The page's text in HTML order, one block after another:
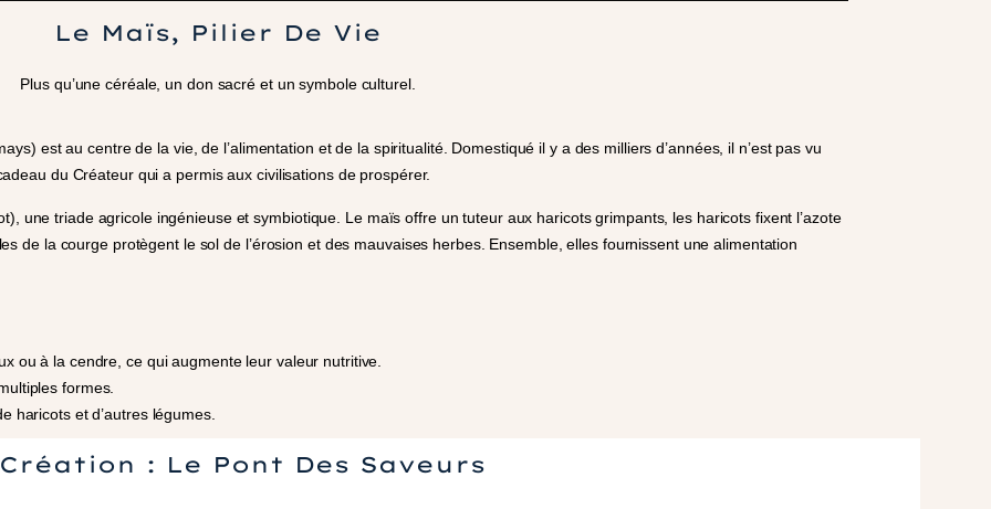
Le Maïs, Pilier De Vie
Plus qu’une céréale, un don sacré et un symbole culturel.
est au centre de la vie, de l’alimentation et de la spiritualité. Domestiqué il y a des milliers d’années, il n’est pas vu
du Créateur qui a permis aux civilisations de prospérer.
une triade agricole ingénieuse et symbiotique. Le maïs offre un tuteur aux haricots grimpants, les haricots fixent l’azote
de la courge protègent le sol de l’érosion et des mauvaises herbes. Ensemble, elles fournissent une alimentation
ou à la cendre, ce qui augmente leur valeur nutritive.
formes.
haricots et d’autres légumes.
: Le Pont Des Saveurs